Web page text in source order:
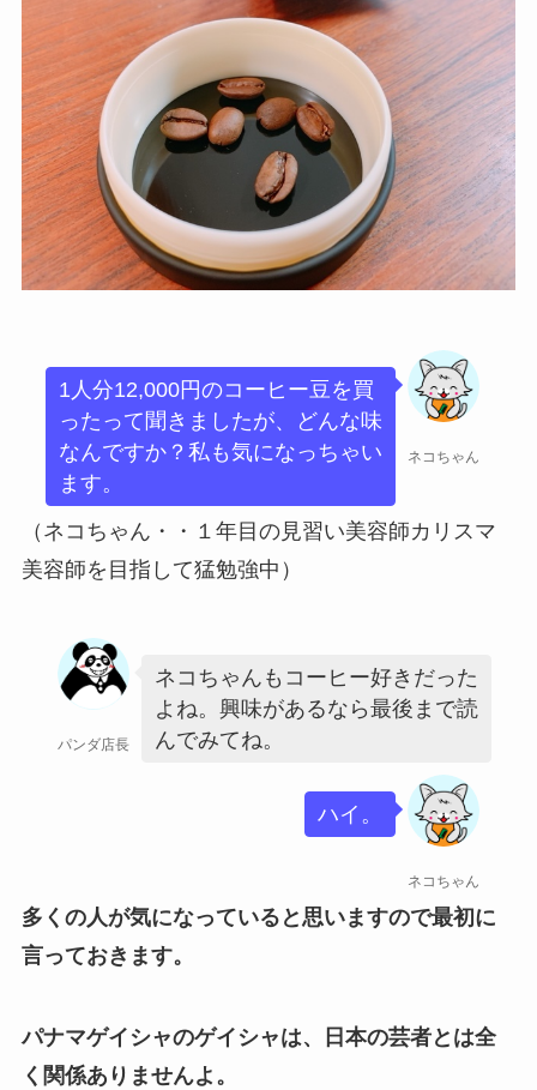
ネコちゃん
1人分12,000円のコーヒー豆を買
ったって聞きましたが、どんな味
なんですか？私も気になっちゃい
ます。
（ネコちゃん・・１年目の見習い美容師カリスマ
美容師を目指して猛勉強中）
パンダ店長
ネコちゃんもコーヒー好きだった
よね。興味があるなら最後まで読
んでみてね。
ネコちゃん
ハイ。
多くの人が気になっていると思いますので最初に
言っておきます。
パナマゲイシャのゲイシャは、日本の芸者とは全
く関係ありませんよ。